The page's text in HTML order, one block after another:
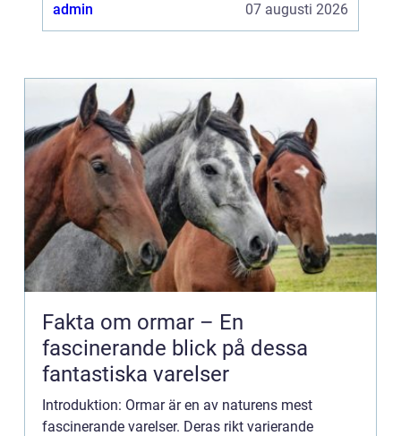
admin
07 augusti 2026
Fakta om ormar – En
fascinerande blick på dessa
fantastiska varelser
Introduktion: Ormar är en av naturens mest
fascinerande varelser. Deras rikt varierande